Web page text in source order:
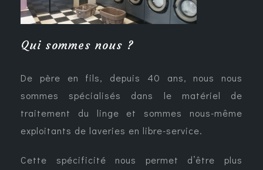
Qui sommes nous ?
De père en fils, depuis 40 ans, nous nous
sommes spécialisés dans le matériel de
traitement du linge et sommes nous-même
exploitants de laveries en libre-service.
Cette spécificité nous permet d’être plus